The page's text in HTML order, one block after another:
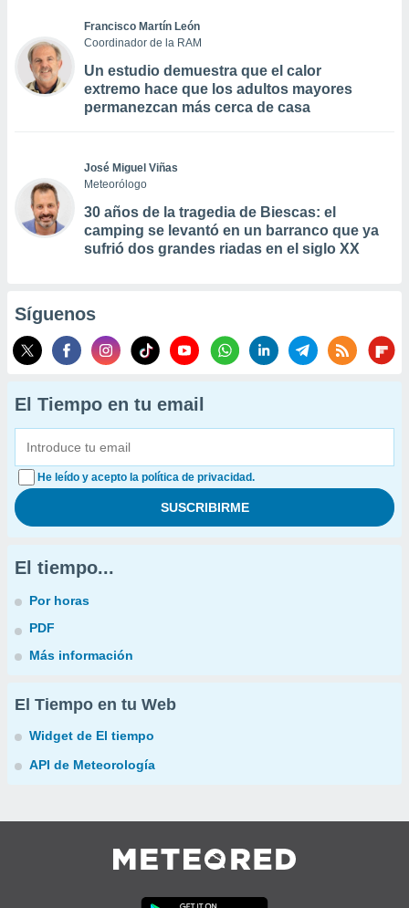
Francisco Martín León
Coordinador de la RAM
Un estudio demuestra que el calor
extremo hace que los adultos mayores
permanezcan más cerca de casa
José Miguel Viñas
Meteorólogo
30 años de la tragedia de Biescas: el
camping se levantó en un barranco que ya
sufrió dos grandes riadas en el siglo XX
Síguenos
El Tiempo en tu email
He leído y acepto la política de privacidad.
El tiempo...
Por horas
PDF
Más información
El Tiempo en tu Web
Widget de El tiempo
API de Meteorología